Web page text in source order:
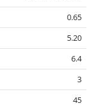
0.65
5.20
6.4
3
45